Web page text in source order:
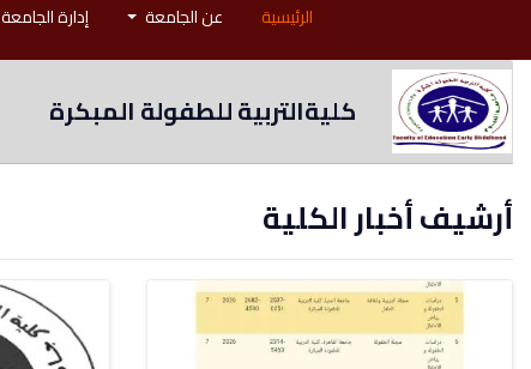
الرئيسية عن الجامعة إدارة الجامعة
كليةالتربية للطفولة المبكرة
أرشيف أخبار الكلية